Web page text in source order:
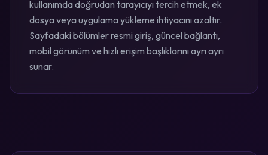
kullanımda doğrudan tarayıcıyı tercih etmek, ek
dosya veya uygulama yükleme ihtiyacını azaltır.
Sayfadaki bölümler resmi giriş, güncel bağlantı,
mobil görünüm ve hızlı erişim başlıklarını ayrı ayrı
sunar.